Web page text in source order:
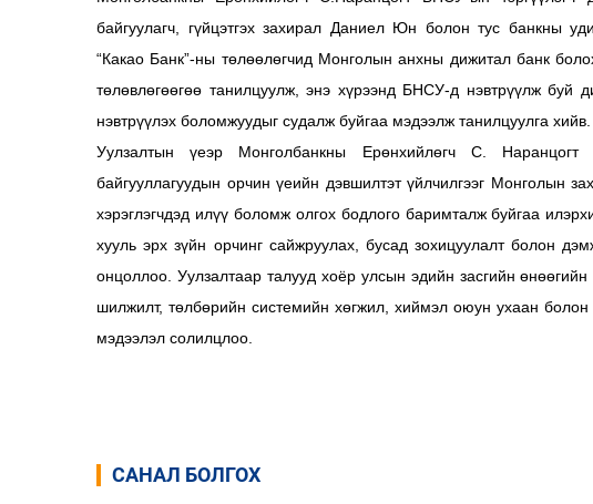
байгуулагч, гүйцэтгэх захирал Даниел Юн болон тус банкны
“Какао Банк”-ны төлөөлөгчид Монголын анхны дижитал банк
төлөвлөгөөгөө танилцуулж, энэ хүрээнд БНСУ-д нэвтрүүлж буй
нэвтрүүлэх боломжуудыг судалж буйгаа мэдээлж танилцуулга хийв.
Уулзалтын үеэр Монголбанкны Ерөнхийлөгч С.
байгууллагуудын орчин үеийн дэвшилтэт үйлчилгээг Монголын
хэрэглэгчдэд илүү боломж олгох бодлого баримталж буйгаа
хууль эрх зүйн орчинг сайжруулах, бусад зохицуулалт болон
онцоллоо. Уулзалтаар талууд хоёр улсын эдийн засгийн
шилжилт, төлбөрийн системийн хөгжил, хиймэл оюун ухаан болон
мэдээлэл солилцлоо.
САНАЛ БОЛГОХ